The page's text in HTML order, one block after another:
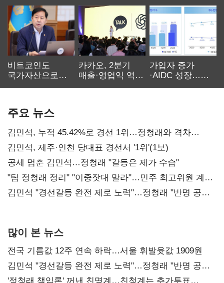
비트코인도
국가자산으로…'
카카오, 2분기
매출·영업익 역대
가입자 증가
·AIDC 성장…
주요 뉴스
김민석, 누적 45.42%로 경선 1위…정청래와 격차
0.86%p(2보)
김민석, 제주·인천 당대표 경선서 '1위'(1보)
공세 멈춘 김민석…정청래 "갈등은 제가 수습"
"팀 정청래 정리" "이중잣대 말라"…민주 최고위원 계파
다툼 격화
김민석 "경선갈등 완전 제로 노력"…정청래 "반명 공세
많이 본 뉴스
전국 기름값 12주 연속 하락…서울 휘발윳값 1909원
김민석 "경선갈등 완전 제로 노력"…정청래 "반명 공세
사과부터"
'정청래 책임론' 꺼낸 친명계…친청계는 추가투표